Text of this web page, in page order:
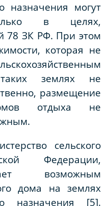
назначения могут
в целях,
78 ЗК РФ. При этом
которая не
землях не
размещение
отдыха не
сельского
Федерации,
возможным
дома на землях
назначения [5].